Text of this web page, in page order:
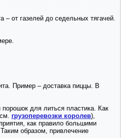
– от газелей до седельных тягачей.
Пример – доставка пиццы. В
для литься пластика. Как
грузоперевозки королев),
как правило большими
образом, привлечение